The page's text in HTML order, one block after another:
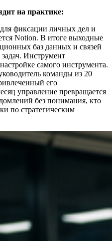
на практике:
для фиксации личных дел и
Notion. В итоге выходные
баз данных и связей
Инструмент
самого инструмента.
команды из 20
его
управление превращается
без понимания, кто
по стратегическим